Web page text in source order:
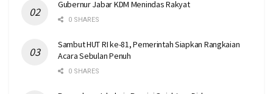
Gubernur Jabar KDM Menindas Rakyat
0 SHARES
Sambut HUT RI ke-81, Pemerintah Siapkan Rangkaian
Acara Sebulan Penuh
0 SHARES